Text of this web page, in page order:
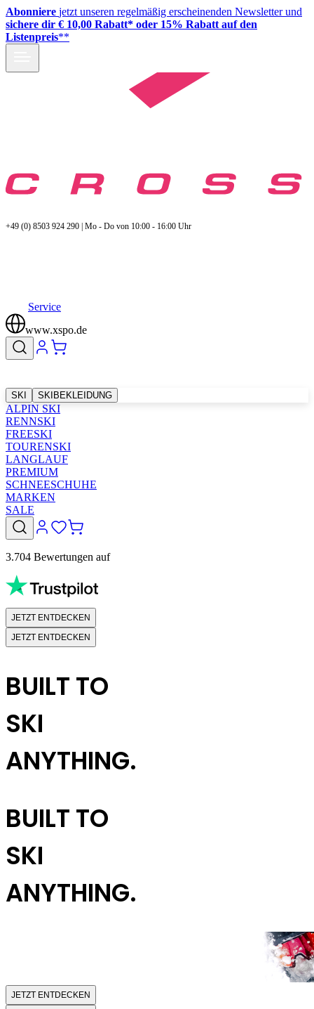
Abonniere jetzt unseren regelmäßig erscheinenden Newsletter und
sichere dir € 10,00 Rabatt* oder 15% Rabatt auf den
Listenpreis**
+49 (0) 8503 924 290 | Mo - Do von 10:00 - 16:00 Uhr
Service
www.xspo.de
SKI SKIBEKLEIDUNG
ALPIN SKI
RENNSKI
FREESKI
TOURENSKI
LANGLAUF
PREMIUM
SCHNEESCHUHE
MARKEN
SALE
3.704 Bewertungen auf
JETZT ENTDECKEN
JETZT ENTDECKEN
BUILT TO
SKI
ANYTHING.
BUILT TO
SKI
ANYTHING.
JETZT ENTDECKEN